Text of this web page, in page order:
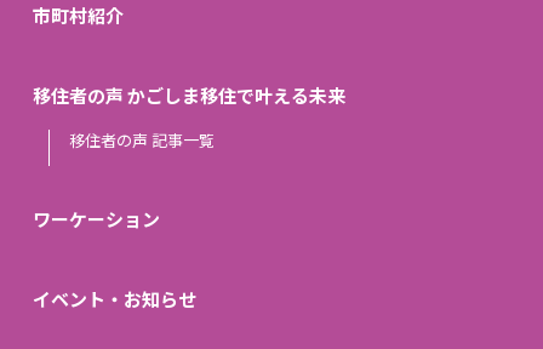
市町村紹介
移住者の声 かごしま移住で叶える未来
移住者の声 記事一覧
ワーケーション
イベント・お知らせ